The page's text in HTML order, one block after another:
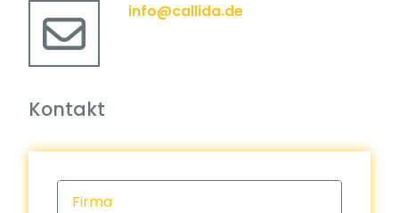
info@callida.de
Kontakt
Firma